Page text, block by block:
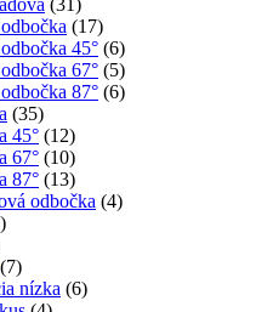
(17)
45° (6)
67° (5)
87° (6)
(35)
45° (12)
67° (10)
87° (13)
odbočka (4)
(7)
nízka (6)